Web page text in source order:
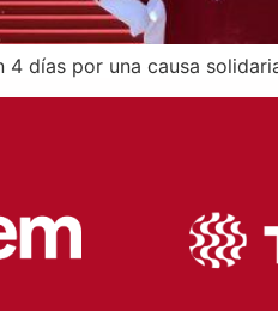
4 días por una causa